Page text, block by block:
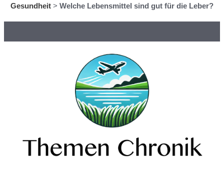
Gesundheit > Welche Lebensmittel sind gut für die Leber?